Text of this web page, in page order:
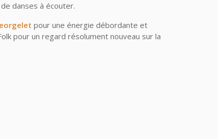
danses à écouter.
pour une énergie débordante et
pour un regard résolument nouveau sur la